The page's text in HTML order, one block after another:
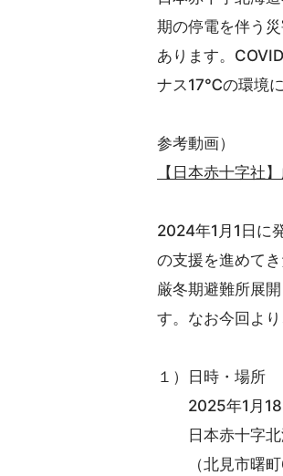
期の停電を伴う
あります。
ナス17℃の環境に
参考動画）
【日本赤十字社
2024年1月1日に
の支援を進めて
厳冬期避難所展
す。なお今回よ
１）日時・場所
2025年1月18
日本赤十字北
（北見市曙町